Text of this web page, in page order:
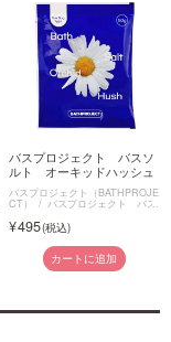
バスプロジェクト バスソ
ルト オーキッドハッシュ
バスプロジェクト（BATHPROJE
CT） バスプロジェクト バス
495
カートに追加